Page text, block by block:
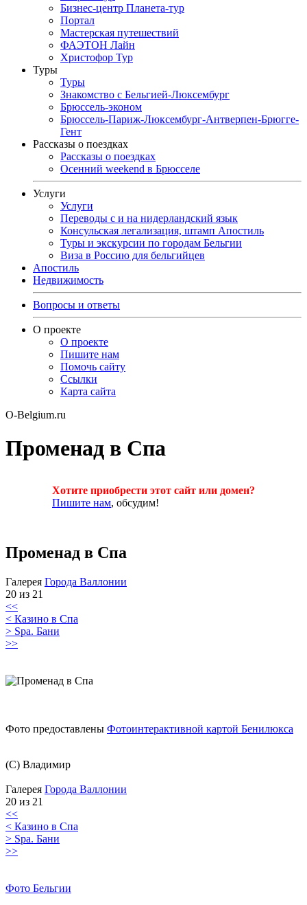
Бизнес-центр Планета-тур
Портал
Мастерская путешествий
ФАЭТОН Лайн
Христофор Тур
Туры
Туры
Знакомство с Бельгией-Люксембург
Брюссель-эконом
Брюссель-Париж-Люксембург-Антверпен-Брюгге-
Гент
Рассказы о поездках
Рассказы о поездках
Осенний weekend в Брюсселе
Услуги
Услуги
Переводы с и на нидерландский язык
Консульская легализация, штамп Апостиль
Туры и экскурсии по городам Бельгии
Виза в Россию для бельгийцев
Апостиль
Недвижимость
Вопросы и ответы
О проекте
О проекте
Пишите нам
Помочь сайту
Ссылки
Карта сайта
O-Belgium.ru
Променад в Спа
Хотите приобрести этот сайт или домен?
Пишите нам, обсудим!
Променад в Спа
Галерея Города Валлонии
20 из 21
<<
< Казино в Спа
> Spa. Бани
>>
Фото предоставлены Фотоинтерактивной картой Бенилюкса
(C) Владимир
Галерея Города Валлонии
20 из 21
<<
< Казино в Спа
> Spa. Бани
>>
Фото Бельгии